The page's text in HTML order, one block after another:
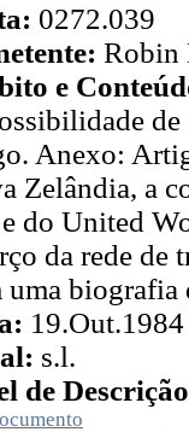
0272.039
Robin
e
de
Anexo:
Zelândia, a
do United
da rede de
uma biografia
19.Out.1984
s.l.
de